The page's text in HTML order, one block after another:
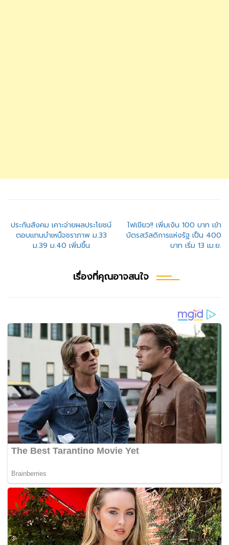
แนะแนว
เรื่อง
ประกันสังคม เคาะจ่ายผลประโยชน์
ตอบแทนบำเหน็จชราภาพ ม.33
ม.39 ม.40 เพิ่มขึ้น
ไฟเขียว!! เพิ่มเงิน 100 บาท เข้า
บัตรสวัสดิการแห่งรัฐ เป็น 400
บาท เริ่ม 13 เม.ย.
เรื่องที่คุณอาจสนใจ